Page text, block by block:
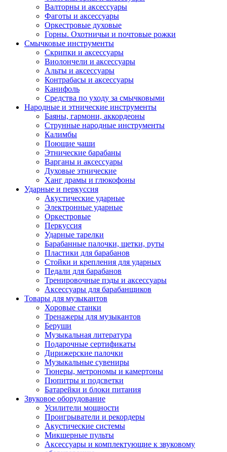
Валторны и аксессуары
Фаготы и аксессуары
Оркестровые духовые
Горны. Охотничьи и почтовые рожки
Смычковые инструменты
Скрипки и аксессуары
Виолончели и аксессуары
Альты и аксессуары
Контрабасы и аксессуары
Канифоль
Средства по уходу за смычковыми
Народные и этнические инструменты
Баяны, гармони, аккордеоны
Струнные народные инструменты
Калимбы
Поющие чаши
Этнические барабаны
Варганы и аксессуары
Духовые этнические
Ханг драмы и глюкофоны
Ударные и перкуссия
Акустические ударные
Электронные ударные
Оркестровые
Перкуссия
Ударные тарелки
Барабанные палочки, щетки, руты
Пластики для барабанов
Стойки и крепления для ударных
Педали для барабанов
Тренировочные пэды и аксессуары
Аксессуары для барабанщиков
Товары для музыкантов
Хоровые станки
Тренажеры для музыкантов
Беруши
Музыкальная литература
Подарочные сертификаты
Дирижерские палочки
Музыкальные сувениры
Тюнеры, метрономы и камертоны
Пюпитры и подсветки
Батарейки и блоки питания
Звуковое оборудование
Усилители мощности
Проигрыватели и рекордеры
Акустические системы
Микшерные пульты
Аксессуары и комплектующие к звуковому